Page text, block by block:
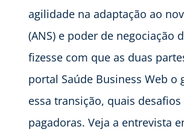
agilidade na adaptação ao
(ANS) e poder de
fizesse com que as duas
portal Saúde Business Web
essa transição, quais
pagadoras. Veja a entrevista